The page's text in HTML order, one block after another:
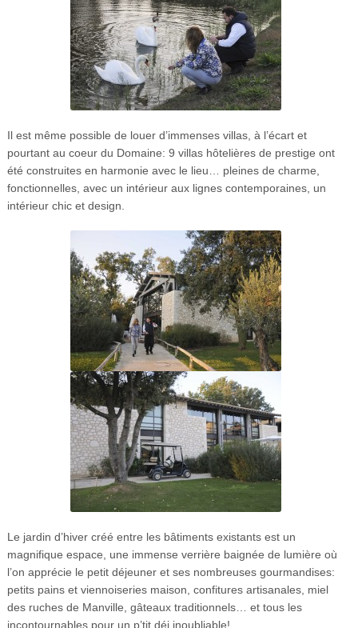
Il est même possible de louer d’immenses villas, à l’écart et
pourtant au coeur du Domaine: 9 villas hôtelières de prestige ont
été construites en harmonie avec le lieu… pleines de charme,
fonctionnelles, avec un intérieur aux lignes contemporaines, un
intérieur chic et design.
Le jardin d’hiver créé entre les bâtiments existants est un
magnifique espace, une immense verrière baignée de lumière où
l’on apprécie le petit déjeuner et ses nombreuses gourmandises:
petits pains et viennoiseries maison, confitures artisanales, miel
des ruches de Manville, gâteaux traditionnels… et tous les
incontournables pour un p’tit déj inoubliable!